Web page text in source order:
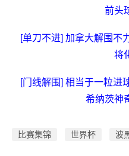
前头
[单刀不进] 加拿大解围不
将
[门线解围] 相当于一粒进
希纳茨神
比赛集锦 世界杯 波